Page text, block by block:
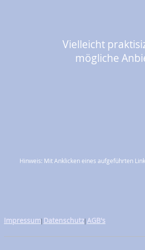
Vielleicht
mögliche
Hinweis: Mit Anklicken eines aufgeführten
Impressum Datenschutz AGB's